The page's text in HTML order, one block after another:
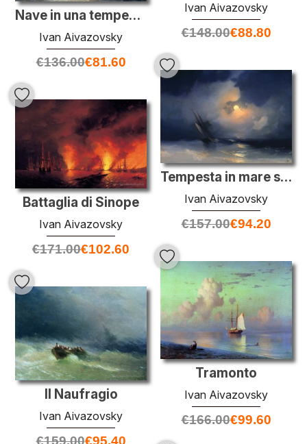
Ivan Aivazovsky
€148.00€88.80
Nave in una tempesta
Ivan Aivazovsky
€136.00€81.60
Tempesta in mare su una notte di luna
Ivan Aivazovsky
€157.00€94.20
Battaglia di Sinope
Ivan Aivazovsky
€171.00€102.60
Tramonto
Ivan Aivazovsky
€166.00€99.60
Il Naufragio
Ivan Aivazovsky